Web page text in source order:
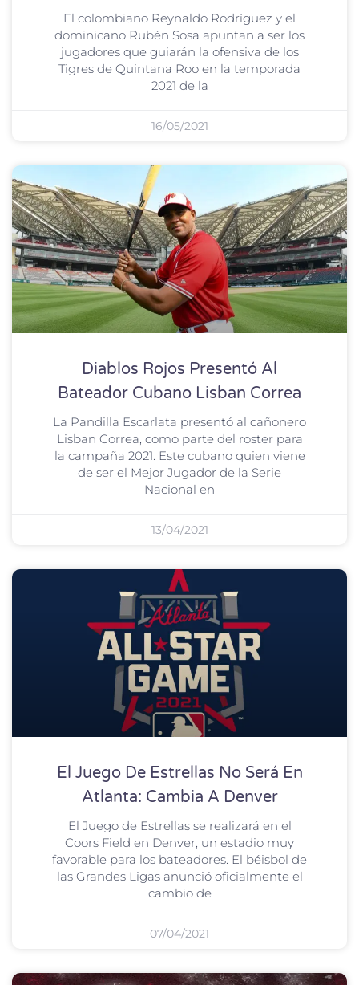
El colombiano Reynaldo Rodríguez y el
dominicano Rubén Sosa apuntan a ser los
jugadores que guiarán la ofensiva de los
Tigres de Quintana Roo en la temporada
2021 de la
16/05/2021
Diablos Rojos Presentó Al
Bateador Cubano Lisban Correa
La Pandilla Escarlata presentó al cañonero
Lisban Correa, como parte del roster para
la campaña 2021. Este cubano quien viene
de ser el Mejor Jugador de la Serie
Nacional en
13/04/2021
El Juego De Estrellas No Será En
Atlanta: Cambia A Denver
El Juego de Estrellas se realizará en el
Coors Field en Denver, un estadio muy
favorable para los bateadores. El béisbol de
las Grandes Ligas anunció oficialmente el
cambio de
07/04/2021